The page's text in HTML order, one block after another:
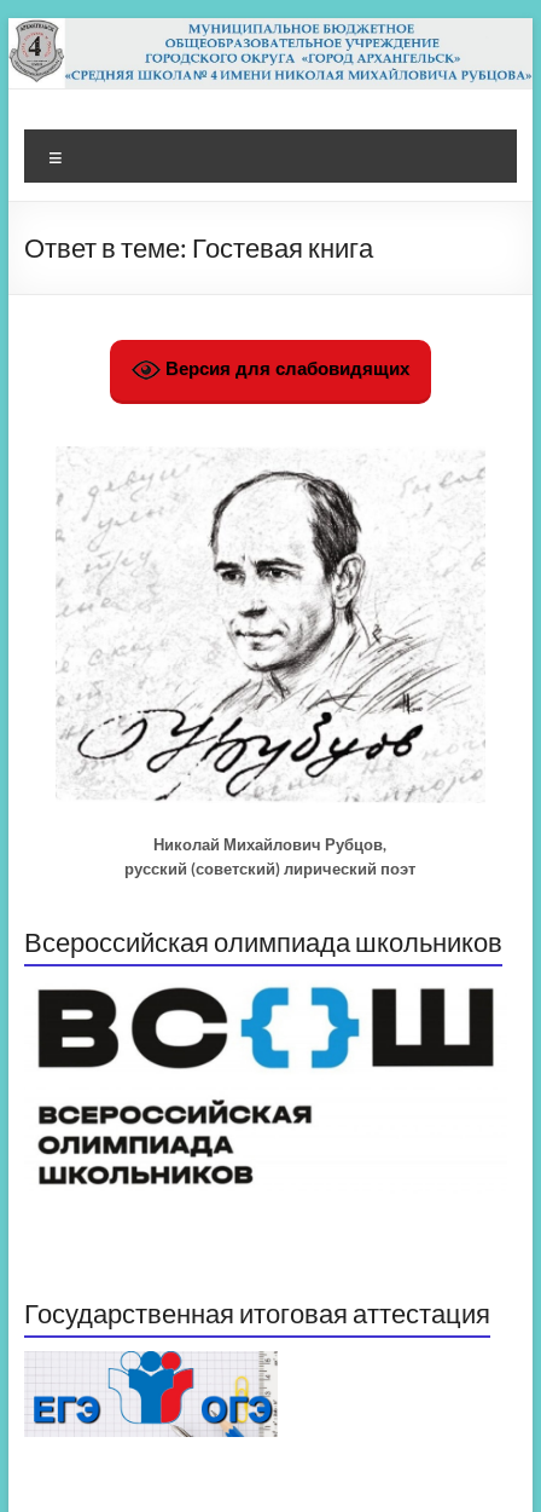
Перейти
к
содержимому
МБОУ СШ 4
Архангельск
Ответ в теме: Гостевая книга
Версия для слабовидящих
Николай Михайлович Рубцов,
русский (советский) лирический поэт
Всероссийская олимпиада школьников
Государственная итоговая аттестация